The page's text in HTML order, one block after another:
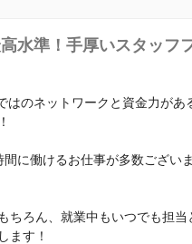
水準！手厚いスタッフ
のネットワークと資金力があ
に働けるお仕事が多数ござい
ちろん、就業中もいつでも担当
ます！